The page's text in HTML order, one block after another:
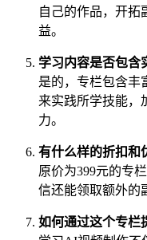
自己的作品，开拓
益。
学习内容是否包含
是的，专栏包含丰
来实践所学技能，
力。
有什么样的折扣和
原价为399元的专
信还能领取额外的
如何通过这个专栏